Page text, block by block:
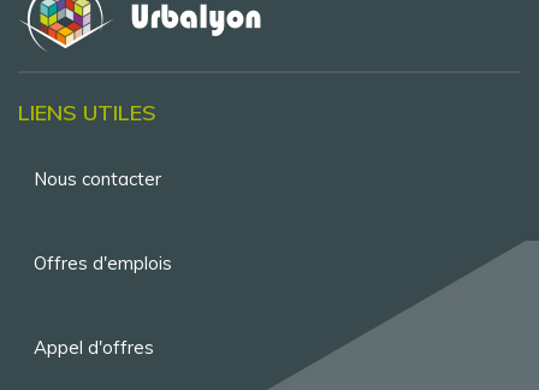
LIENS UTILES
Menu
de
Nous contacter
Offres d'emplois
Appel d'offres